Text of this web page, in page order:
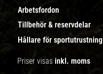
Arbetsfordon
Tillbehör & reservdelar
Hållare för sportutrustning
Priser visas inkl. moms